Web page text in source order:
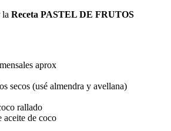
la Receta PASTEL DE FRUTOS
aprox
secos (usé almendra y avellana)
rallado
aceite de coco